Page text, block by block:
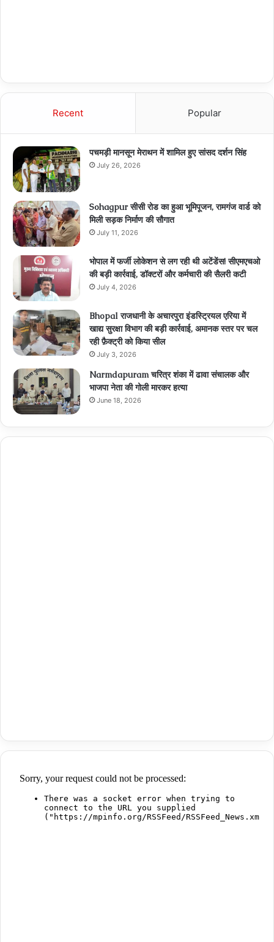
Recent Popular
पचमड़ी मानसून मेराथन में शामिल हुए सांसद दर्शन सिंह
July 26, 2026
Sohagpur सीसी रोड का हुआ भूमिपूजन, रामगंज वार्ड को
मिली सड़क निर्माण की सौगात
July 11, 2026
भोपाल में फर्जी लोकेशन से लग रही थी अटेंडेंस! सीएमएचओ
की बड़ी कार्रवाई, डॉक्टरों और कर्मचारी की सैलरी कटी
July 4, 2026
Bhopal राजधानी के अचारपुरा इंडस्ट्रियल एरिया में
खाद्य सुरक्षा विभाग की बड़ी कार्रवाई, अमानक स्तर पर चल
रही फ़ैक्ट्री को किया सील
July 3, 2026
Narmdapuram चरित्र शंका में ढावा संचालक और
भाजपा नेता की गोली मारकर हत्या
June 18, 2026